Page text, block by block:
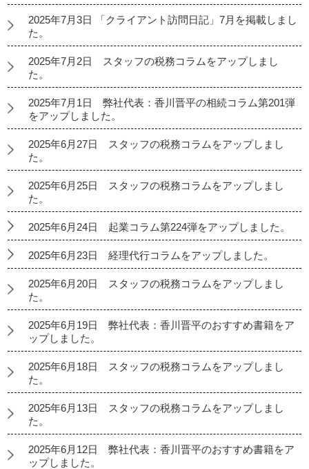
2025年7月3日 「クライアント訪問日記」7月を掲載しまし
た。
2025年7月2日 スタッフの税務コラムをアップしまし
た。
2025年7月1日 弊社代表：香川晋平の相続コラム第201弾
をアップしました。
2025年6月27日 スタッフの税務コラムをアップしまし
た。
2025年6月25日 スタッフの税務コラムをアップしまし
た。
2025年6月24日 起業コラム第224弾をアップしました。
2025年6月23日 経理代行コラムをアップしました。
2025年6月20日 スタッフの税務コラムをアップしまし
た。
2025年6月19日 弊社代表：香川晋平のおすすめ書籍をア
ップしました。
2025年6月18日 スタッフの税務コラムをアップしまし
た。
2025年6月13日 スタッフの税務コラムをアップしまし
た。
2025年6月12日 弊社代表：香川晋平のおすすめ書籍をア
ップしました。